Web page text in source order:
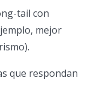
tail con
mejor
que respondan